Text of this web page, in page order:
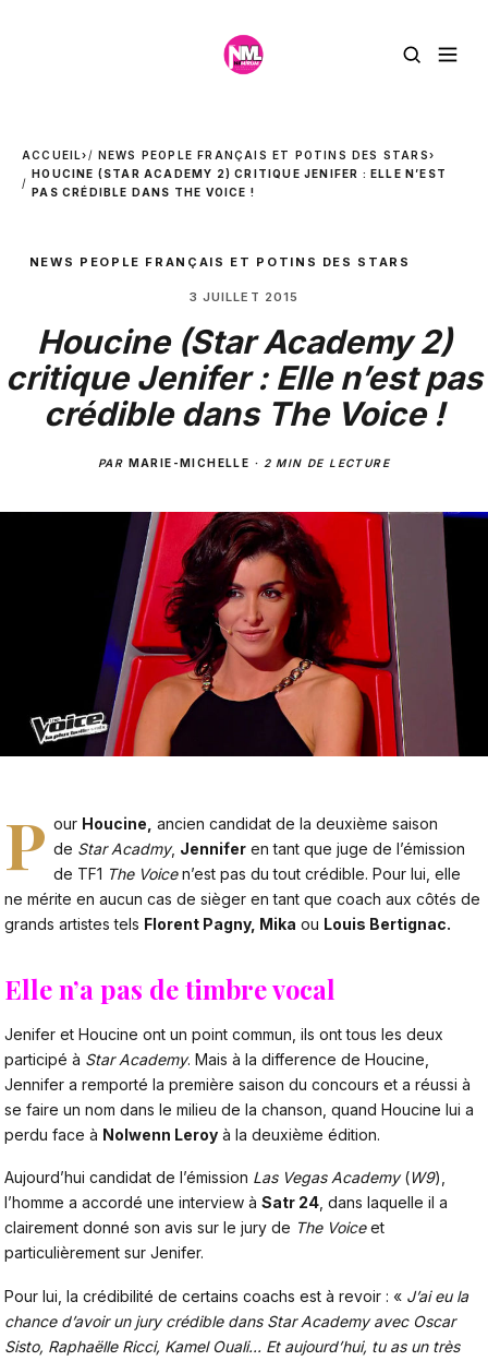
ACCUEIL› NEWS PEOPLE FRANÇAIS ET POTINS DES STARS›
HOUCINE (STAR ACADEMY 2) CRITIQUE JENIFER : ELLE N’EST
PAS CRÉDIBLE DANS THE VOICE !
NEWS PEOPLE FRANÇAIS ET POTINS DES STARS
3 JUILLET 2015
Houcine (Star Academy 2)
critique Jenifer : Elle n’est pas
crédible dans The Voice !
PAR MARIE-MICHELLE · 2 MIN DE LECTURE
P our Houcine, ancien candidat de la deuxième saison
de Star Acadmy, Jennifer en tant que juge de l’émission
de TF1 The Voicen’est pas du tout crédible. Pour lui, elle
ne mérite en aucun cas de sièger en tant que coach aux côtés de
grands artistes tels Florent Pagny, Mika ou Louis Bertignac.
Elle n’a pas de timbre vocal
Jenifer et Houcine ont un point commun, ils ont tous les deux
participé à Star Academy. Mais à la difference de Houcine,
Jennifer a remporté la première saison du concours et a réussi à
se faire un nom dans le milieu de la chanson, quand Houcine lui a
perdu face à Nolwenn Leroy à la deuxième édition.
Aujourd’hui candidat de l’émission Las Vegas Academy(W9),
l’homme a accordé une interview à Satr 24 , dans laquelle il a
clairement donné son avis sur le jury de The Voiceet
particulièrement sur Jenifer.
Pour lui, la crédibilité de certains coachs est à revoir : « J’ai eu la
chance d’avoir un jury crédible dans Star Academyavec Oscar
Sisto, Raphaëlle Ricci, Kamel Ouali... Et aujourd’hui, tu as un très